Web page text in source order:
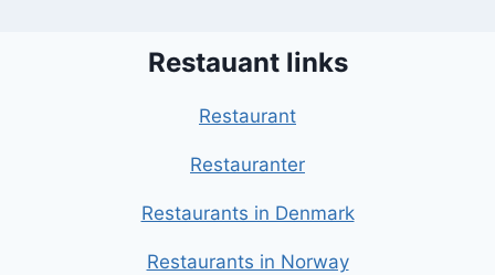
Restauant links
Restaurant
Restauranter
Restaurants in Denmark
Restaurants in Norway